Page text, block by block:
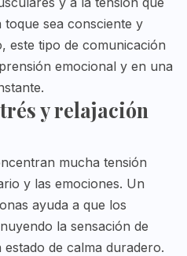
toque sea consciente y
este tipo de comunicación
emocional y en una
y relajación
mucha tensión
y las emociones. Un
ayuda a que los
la sensación de
de calma duradero.